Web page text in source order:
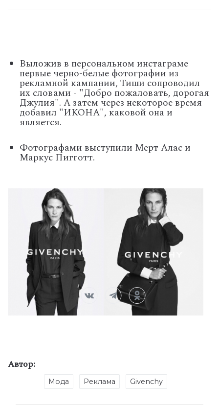
Выложив в персональном инстаграме
первые черно-белые фотографии из
рекламной кампании, Тиши сопроводил
их словами - "Добро пожаловать, дорогая
Джулия". А затем через некоторое время
добавил "ИКОНА", каковой она и
является.
Фотографами выступили Мерт Алас и
Маркус Пигготт.
Автор:
Мода Реклама Givenchy